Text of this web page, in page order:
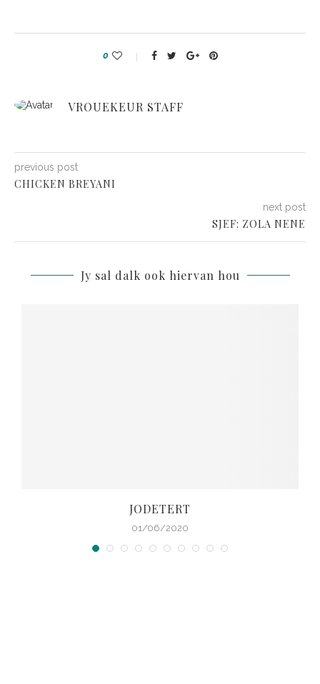
0
VROUEKEUR STAFF
previous post
CHICKEN BREYANI
next post
SJEF: ZOLA NENE
Jy sal dalk ook hiervan hou
JODETERT
01/06/2020